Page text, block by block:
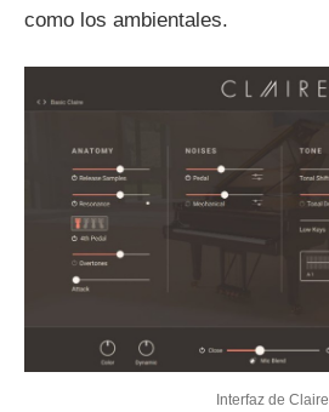
como los ambientales.
Interfaz de Claire